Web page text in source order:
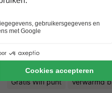
EuroParcs Ruinen
(19,2 km van
7.7 Goed
Gratis Wifi punt Verwarmd